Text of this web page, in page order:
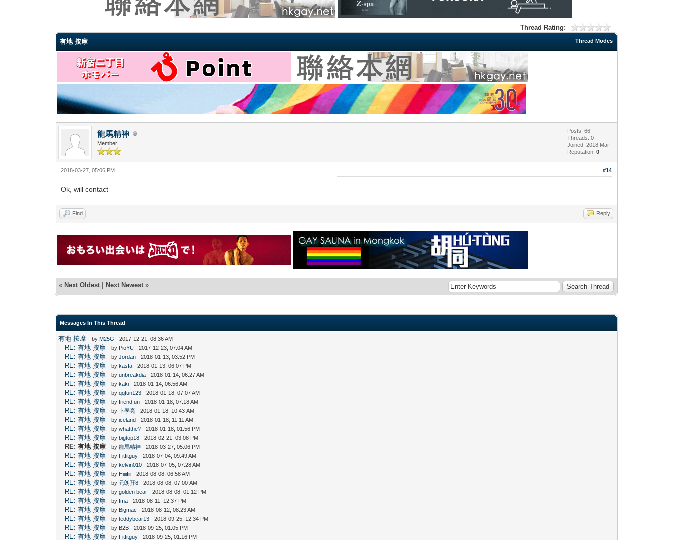
Thread Rating:
Thread Modes
有地 按摩
龍馬精神
Member
Posts: 66
Threads: 0
Joined: 2018 Mar
Reputation:0
#14
2018-03-27, 05:06 PM
Ok, will contact
Find Reply
« Next Oldest | Next Newest »
Messages In This Thread
有地 按摩 - by M25G - 2017-12-21, 08:36 AM
RE: 有地 按摩 - by PioYU - 2017-12-23, 07:04 AM
RE: 有地 按摩 - byJordan - 2018-01-13, 03:52 PM
RE: 有地 按摩 - bykasfa - 2018-01-13, 06:07 PM
RE: 有地 按摩 - byunbreakdia - 2018-01-14, 06:27 AM
RE: 有地 按摩 - bykaki - 2018-01-14, 06:56 AM
RE: 有地 按摩 - byqqfun123 - 2018-01-18, 07:07 AM
RE: 有地 按摩 - byfriendfun - 2018-01-18, 07:18 AM
RE: 有地 按摩 - by 卜學亮 - 2018-01-18, 10:43 AM
RE: 有地 按摩 - byiceland - 2018-01-18, 11:11 AM
RE: 有地 按摩 - bywhatthe? - 2018-01-18, 01:56 PM
RE: 有地 按摩 - bybigtop18 - 2018-02-21, 03:08 PM
RE: 有地 按摩 - by龍馬精神 - 2018-03-27, 05:06 PM
RE: 有地 按摩 - by Fitfitguy - 2018-07-04, 09:49 AM
RE: 有地 按摩 - bykelvin010 - 2018-07-05, 07:28 AM
RE: 有地 按摩 - by HiiiiIiii - 2018-08-08, 06:58 AM
RE: 有地 按摩 - by元朗孖8 - 2018-08-08, 07:00 AM
RE: 有地 按摩 - bygolden bear - 2018-08-08, 01:12 PM
RE: 有地 按摩 - byfma - 2018-08-11, 12:37 PM
RE: 有地 按摩 - by Bigmac - 2018-08-12, 08:23 AM
RE: 有地 按摩 - byteddybear13 - 2018-09-25, 12:34 PM
RE: 有地 按摩 - by B2B - 2018-09-25, 01:05 PM
RE: 有地 按摩 - by Fitfitguy - 2018-09-25, 01:16 PM